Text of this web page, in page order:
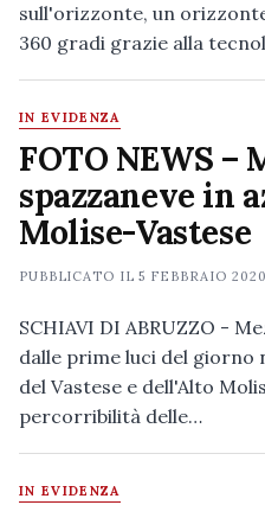
sull'orizzonte, un
360 gradi grazie alla
IN EVIDENZA
FOTO NEWS –
spazzaneve in
Molise-Vastese
PUBBLICATO IL5 FEBBRAIO 2020
SCHIAVI DI ABRUZZO -
dalle prime luci del
del Vastese e dell'Alto
percorribilità delle…
IN EVIDENZA